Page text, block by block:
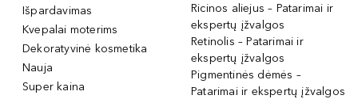
Išpardavimas
Kvepalai moterims
Dekoratyvinė kosmetika
Nauja
Super kaina
Ricinos aliejus – Patarimai ir
ekspertų įžvalgos
Retinolis – Patarimai ir
ekspertų įžvalgos
Pigmentinės dėmės –
Patarimai ir ekspertų įžvalgos